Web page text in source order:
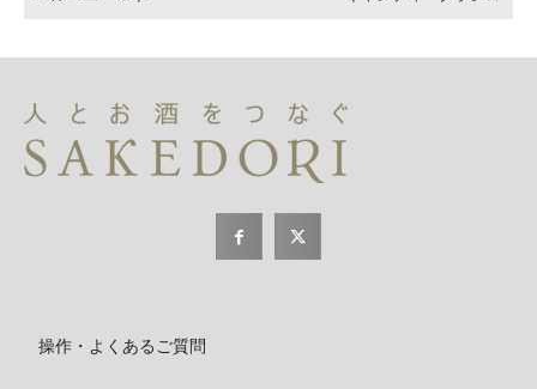
操作・よくあるご質問